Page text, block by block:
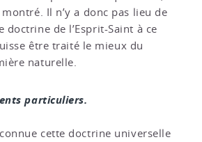
montré. Il n’y a donc pas lieu de
doctrine de l’Esprit-Saint à ce
être traité le mieux du
naturelle.
particuliers.
cette doctrine universelle